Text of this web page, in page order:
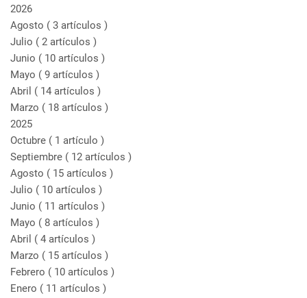
2026
Agosto ( 3 artículos )
Julio ( 2 artículos )
Junio ( 10 artículos )
Mayo ( 9 artículos )
Abril ( 14 artículos )
Marzo ( 18 artículos )
2025
Octubre ( 1 artículo )
Septiembre ( 12 artículos )
Agosto ( 15 artículos )
Julio ( 10 artículos )
Junio ( 11 artículos )
Mayo ( 8 artículos )
Abril ( 4 artículos )
Marzo ( 15 artículos )
Febrero ( 10 artículos )
Enero ( 11 artículos )